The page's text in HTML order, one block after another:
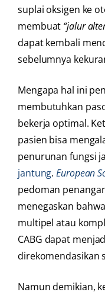
suplai oksigen ke
membuat “jalur
dapat kembali
sebelumnya
Mengapa hal ini
membutuhkan
bekerja optimal.
pasien bisa
penurunan fungsi
jantung.European
pedoman
menegaskan
multipel atau
CABG dapat
direkomendasikan
Namun demikian,